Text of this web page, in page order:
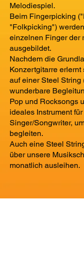
Melodiespiel.
Beim Fingerpicking
"Folkpicking")
einzelnen Finger der
ausgebildet.
Nachdem die
Konzertgitarre erlernt
auf einer Steel String
wunderbare
Pop und Rocksongs
ideales Instrument für
Singer/Songwriter,
begleiten.
Auch eine Steel
über unsere
monatlich ausleihen.